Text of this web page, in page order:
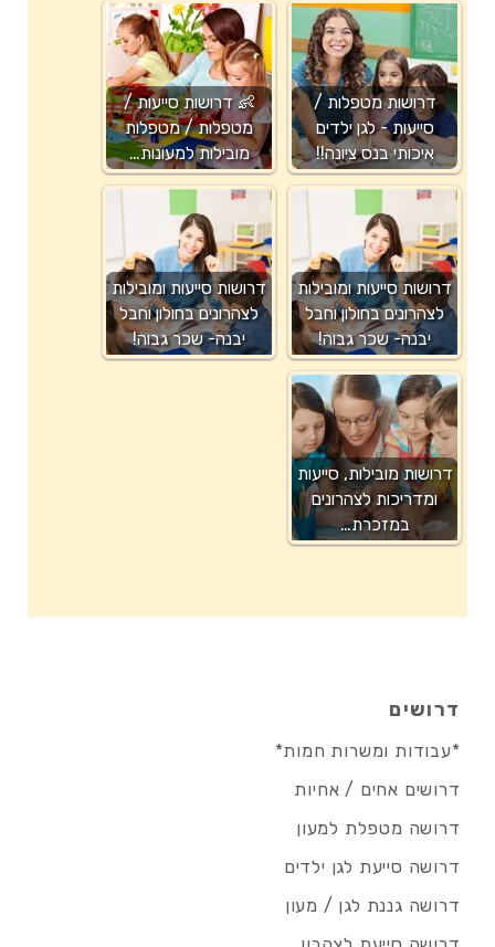
דרושות מטפלות /
סייעות - לגן ילדים
איכותי בנס ציונה!!
👶 דרושות סייעות /
מטפלות / מטפלות
מובילות למעונות…
דרושות סייעות ומובילות
לצהרונים בחולון וחבל
יבנה- שכר גבוה!
דרושות סייעות ומובילות
לצהרונים בחולון וחבל
יבנה- שכר גבוה!
דרושות מובילות, סייעות
ומדריכות לצהרונים
במזכרת…
דרושים
*עבודות ומשרות חמות*
דרושים אחים / אחיות
דרושה מטפלת למעון
דרושה סייעת לגן ילדים
דרושה גננת לגן / מעון